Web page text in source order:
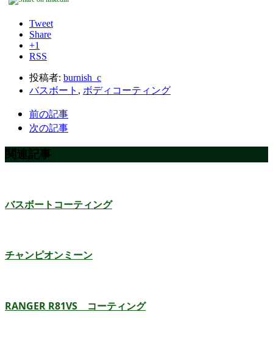
Tweet
Share
+1
RSS
投稿者: burnish_c
バスボート , ボディコーティング
前の記事
次の記事
関連記事
バスボートコーティング
チャンピオンミーン
RANGER R81VS コーティング